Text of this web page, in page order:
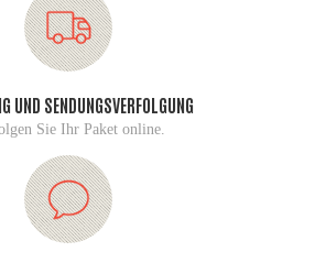
UND SENDUNGSVERFOLGUNG
Sie Ihr Paket online.